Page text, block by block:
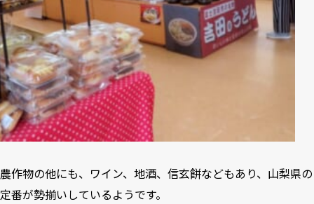
農作物の他にも、ワイン、地酒、信玄餅などもあり、山梨県の
定番が勢揃いしているようです。